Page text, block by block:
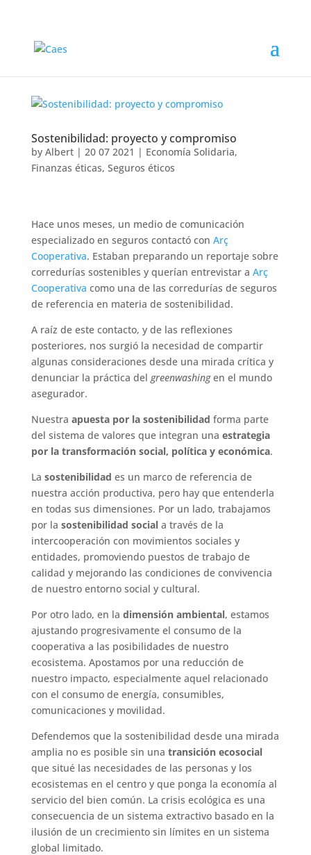
Sostenibilidad: proyecto y compromiso
by Albert| 20 07 2021 | Economía Solidaria,
Finanzas éticas, Seguros éticos
Hace unos meses, un medio de comunicación
especializado en seguros contactó con Arç
Cooperativa. Estaban preparando un reportaje sobre
corredurías sostenibles y querían entrevistar a Arç
Cooperativa como una de las corredurías de seguros
de referencia en materia de sostenibilidad.
A raíz de este contacto, y de las reflexiones
posteriores, nos surgió la necesidad de compartir
algunas consideraciones desde una mirada crítica y
denunciar la práctica del greenwashingen el mundo
asegurador.
Nuestra apuesta por la sostenibilidad forma parte
del sistema de valores que integran una estrategia
por la transformación social, política y económica.
La sostenibilidad es un marco de referencia de
nuestra acción productiva, pero hay que entenderla
en todas sus dimensiones. Por un lado, trabajamos
por la sostenibilidad sociala través de la
intercooperación con movimientos sociales y
entidades, promoviendo puestos de trabajo de
calidad y mejorando las condiciones de convivencia
de nuestro entorno social y cultural.
Por otro lado, en la dimensión ambiental, estamos
ajustando progresivamente el consumo de la
cooperativa a las posibilidades de nuestro
ecosistema. Apostamos por una reducción de
nuestro impacto, especialmente aquel relacionado
con el consumo de energía, consumibles,
comunicaciones y movilidad.
Defendemos que la sostenibilidad desde una mirada
amplia no es posible sin una transición ecosocial
que situé las necesidades de las personas y los
ecosistemas en el centro y que ponga la economía al
servicio del bien común. La crisis ecológica es una
consecuencia de un sistema extractivo basado en la
ilusión de un crecimiento sin límites en un sistema
global limitado.